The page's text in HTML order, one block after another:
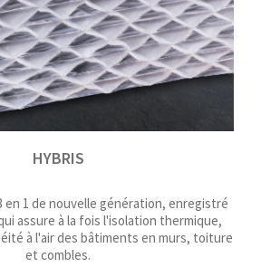
HYBRIS
en 1 de nouvelle génération, enregistré
assure à la fois l'isolation thermique,
à l'air des bâtiments en murs, toiture
et combles.